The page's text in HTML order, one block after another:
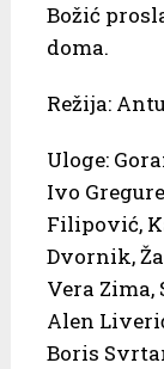
Božić
doma.
Režija:
Uloge:
Ivo
Filipović,
Dvornik,
Vera
Alen
Boris